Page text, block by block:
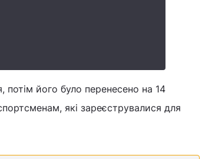
його було перенесено на 14
які зареєструвалися для